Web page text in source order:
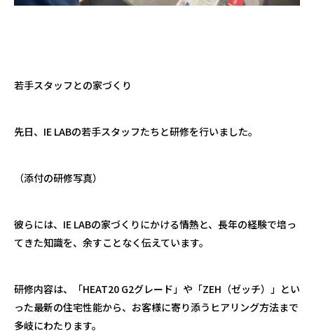
若手スタッフとの家づくり
先日、 IE LABの若手スタッフたちと研修を行いました。
（添付の研修写真）
彼らには、 IE LABの家づくりにかける情熱と、長年の経験で培っ
てきた知識を、余すことなく伝えています。
研修内容は、「HEAT20 G2グレード」や「ZEH （ゼッチ）」とい
った最新の住宅性能から、お客様に寄り添うヒアリング方法まで
多岐にわたります。